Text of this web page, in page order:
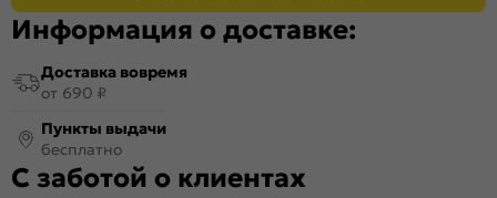
Информация о доставке:
Доставка вовремя
от 690 ₽
Пункты выдачи
бесплатно
С заботой о клиентах